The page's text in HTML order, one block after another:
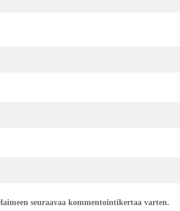
seuraavaa kommentointikertaa varten.